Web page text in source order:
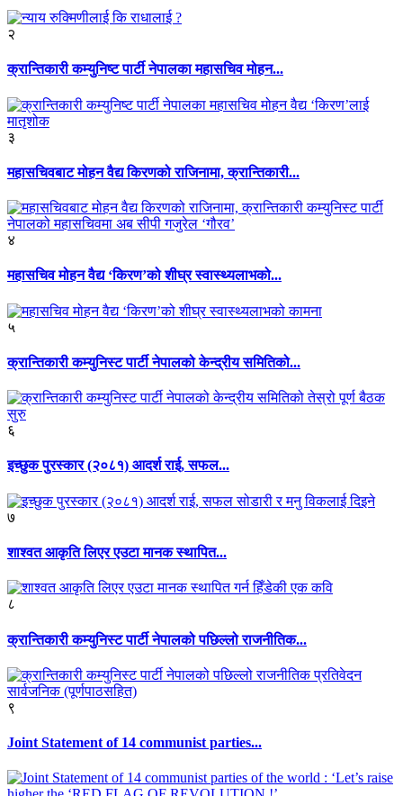
२
क्रान्तिकारी कम्युनिष्ट पार्टी नेपालका महासचिव मोहन...
३
महासचिवबाट मोहन वैद्य किरणको राजिनामा, क्रान्तिकारी...
४
महासचिव मोहन वैद्य ‘किरण’को शीघ्र स्वास्थ्यलाभको...
५
क्रान्तिकारी कम्युनिस्ट पार्टी नेपालको केन्द्रीय समितिको...
६
इच्छुक पुरस्कार (२०८१) आदर्श राई, सफल...
७
शाश्वत आकृति लिएर एउटा मानक स्थापित...
८
क्रान्तिकारी कम्युनिस्ट पार्टी नेपालको पछिल्लो राजनीतिक...
९
Joint Statement of 14 communist parties...